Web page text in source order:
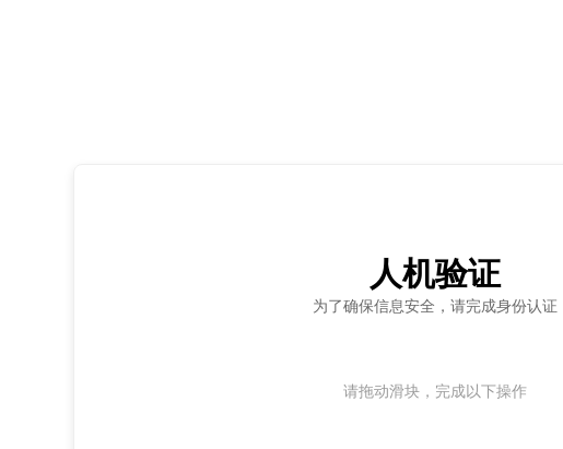
人机验证
为了确保信息安全，请完成身份认证
请拖动滑块，完成以下操作